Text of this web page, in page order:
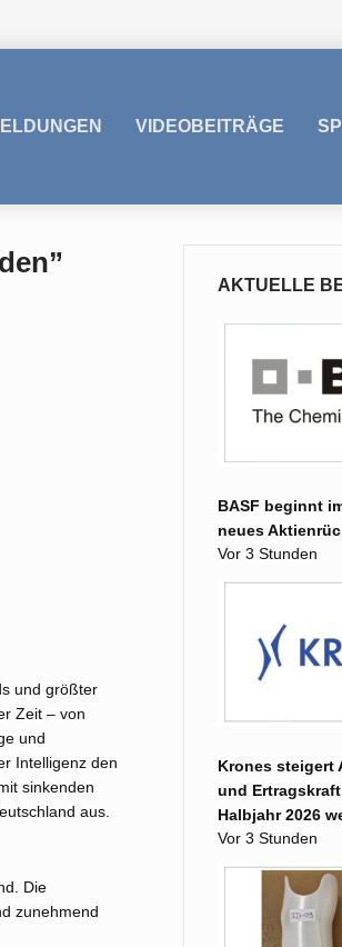
VIDEOBEITRÄGE
und größter
Zeit – von
und
Intelligenz den
sinkenden
aus.
Die
zunehmend
AKTUELLE
BASF beginnt
neues
Vor 3 Stunden
Krones steigert
und
Halbjahr 2026
Vor 3 Stunden